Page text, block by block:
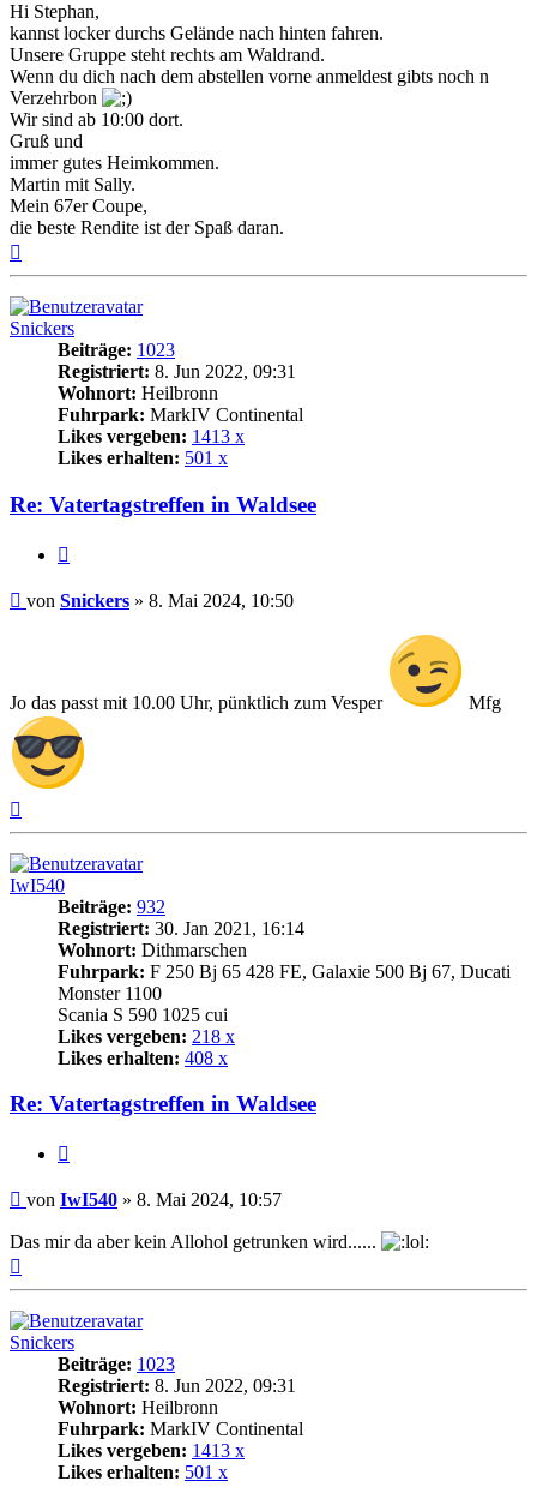
Hi Stephan,
kannst locker durchs Gelände nach hinten fahren.
Unsere Gruppe steht rechts am Waldrand.
Wenn du dich nach dem abstellen vorne anmeldest gibts noch n
Verzehrbon
Wir sind ab 10:00 dort.
Gruß und
immer gutes Heimkommen.
Martin mit Sally.
Mein 67er Coupe,
die beste Rendite ist der Spaß daran.
Snickers
Beiträge: 1023
Registriert: 8. Jun 2022, 09:31
Wohnort: Heilbronn
Fuhrpark: MarkIV Continental
Likes vergeben: 1413 x
Likes erhalten: 501 x
Re: Vatertagstreffen in Waldsee
Beitrag
von Snickers » 8. Mai 2024, 10:50
Jo das passt mit 10.00 Uhr, pünktlich zum Vesper Mfg
IwI540
Beiträge: 932
Registriert: 30. Jan 2021, 16:14
Wohnort: Dithmarschen
Fuhrpark: F 250 Bj 65 428 FE, Galaxie 500 Bj 67, Ducati
Monster 1100
Scania S 590 1025 cui
Likes vergeben: 218 x
Likes erhalten: 408 x
Re: Vatertagstreffen in Waldsee
Beitrag
von IwI540 » 8. Mai 2024, 10:57
Das mir da aber kein Allohol getrunken wird......
Snickers
Beiträge: 1023
Registriert: 8. Jun 2022, 09:31
Wohnort: Heilbronn
Fuhrpark: MarkIV Continental
Likes vergeben: 1413 x
Likes erhalten: 501 x